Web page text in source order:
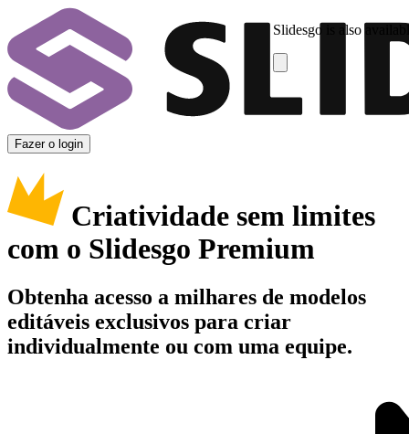
Slidesgo is also
Fazer o login
Criatividade sem limites
com o Slidesgo Premium
Obtenha acesso a milhares de modelos
editáveis exclusivos para criar
individualmente ou com uma equipe.